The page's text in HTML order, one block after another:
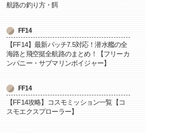
航路の釣り方・餌
FF14
【FF14】最新パッチ7.5対応！潜水艦の全
海路と飛空挺全航路のまとめ！【フリーカ
ンパニー・サブマリンボイジャー】
FF14
【FF14攻略】コスモミッション一覧【コ
スモエクスプローラー】